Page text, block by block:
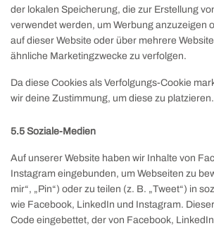
der lokalen Speicherung, die zur Erstellung
verwendet werden, um Werbung anzuzeigen
auf dieser Website oder über mehrere
ähnliche Marketingzwecke zu verfolgen.
Da diese Cookies als Verfolgungs-Cookie
wir deine Zustimmung, um diese zu platzieren.
5.5 Soziale-Medien
Auf unserer Website haben wir Inhalte von
Instagram eingebunden, um Webseiten zu
mir“, „Pin“) oder zu teilen (z. B. „Tweet“) in
wie Facebook, LinkedIn und Instagram.
Code eingebettet, der von Facebook,